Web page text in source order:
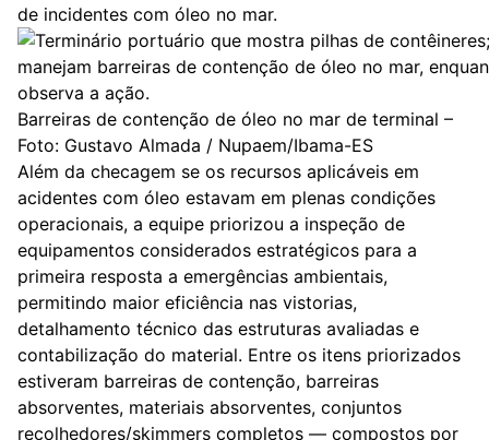
de incidentes com óleo no mar.
Barreiras de contenção de óleo no mar de terminal –
Foto: Gustavo Almada / Nupaem/Ibama-ES
Além da checagem se os recursos aplicáveis em
acidentes com óleo estavam em plenas condições
operacionais, a equipe priorizou a inspeção de
equipamentos considerados estratégicos para a
primeira resposta a emergências ambientais,
permitindo maior eficiência nas vistorias,
detalhamento técnico das estruturas avaliadas e
contabilização do material. Entre os itens priorizados
estiveram barreiras de contenção, barreiras
absorventes, materiais absorventes, conjuntos
recolhedores/skimmers completos — compostos por